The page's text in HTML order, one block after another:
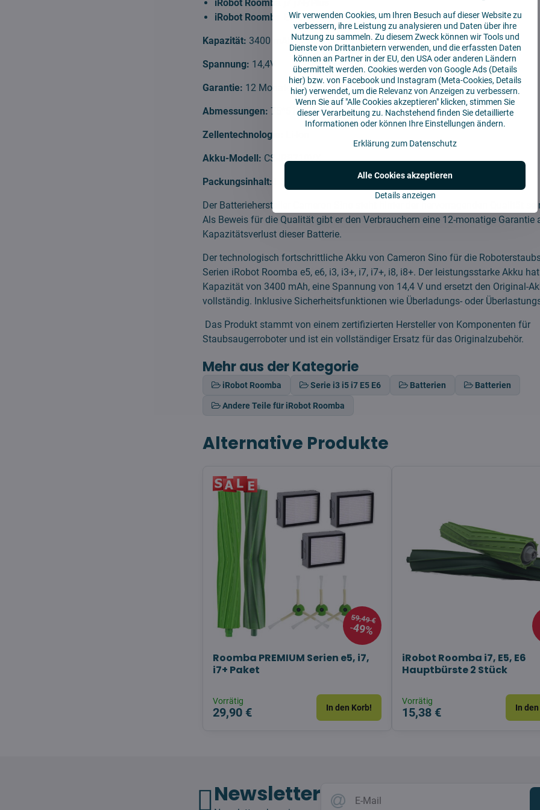
iRobot Roomba j7 j7+/Plus
iRobot Roomba E5 E6 E7
Kapazität: 3400 mAh
Spannung: 14,4V
Garantie: 12 Monate
Abmessungen: 75*51*48 mm
Zellentechnologie:
Akku-Modell: CS-IRB710VX
Packungsinhalt:
Der Batteriehersteller Cameron Sino steht hinter der hervorragenden Qualität
Als Beweis für die Qualität gibt er den Verbrauchern eine 12-monatige Garantie
Kapazitätsverlust dieser Batterie.
Der technologisch fortschrittliche Akku von Cameron Sino für die
Serien iRobot Roomba e5, e6, i3, i3+, i7, i7+, i8, i8+. Der leistungsstarke Akku
Kapazität von 3400 mAh, eine Spannung von 14,4 V und ersetzt den Original-
vollständig. Inklusive Sicherheitsfunktionen wie Überladungs- oder
Das Produkt stammt von einem zertifizierten Hersteller von Komponenten für
Staubsaugerroboter und ist ein vollständiger Ersatz für das Originalzubehör.
Mehr aus der Kategorie
iRobot Roomba Serie i3 i5 i7 E5 E6 Batterien Batterien
Andere Teile für iRobot Roomba
Alternative Produkte
59,49 €
49%
Roomba PREMIUM Serien e5, i7,
i7+ Paket
Vorrätig
29,90 € In den Korb!
iRobot Roomba i7, E5, E6
Hauptbürste 2 Stück
Vorrätig
15,38 € In
Newsletter
Wir verwenden Cookies, um Ihren Besuch auf dieser Website zu
verbessern, ihre Leistung zu analysieren und Daten über ihre
Nutzung zu sammeln. Zu diesem Zweck können wir Tools und
Dienste von Drittanbietern verwenden, und die erfassten Daten
können an Partner in der EU, den USA oder anderen Ländern
übermittelt werden. Cookies werden von Google Ads (Details
hier) bzw. von Facebook und Instagram (Meta-Cookies, Details
hier) verwendet, um die Relevanz von Anzeigen zu verbessern.
Wenn Sie auf "Alle Cookies akzeptieren" klicken, stimmen Sie
dieser Verarbeitung zu. Nachstehend finden Sie detaillierte
Informationen oder können Ihre Einstellungen ändern.
Erklärung zum Datenschutz
Details anzeigen
Alle Cookies akzeptieren